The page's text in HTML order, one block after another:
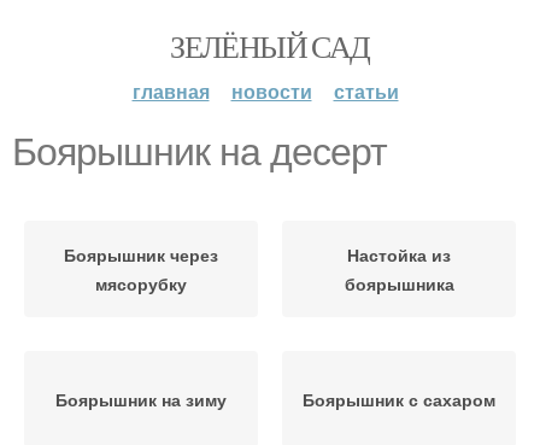
ЗЕЛЁНЫЙ САД
главная новости статьи
Боярышник на десерт
Боярышник через
мясорубку
Настойка из
боярышника
Боярышник на зиму Боярышник с сахаром